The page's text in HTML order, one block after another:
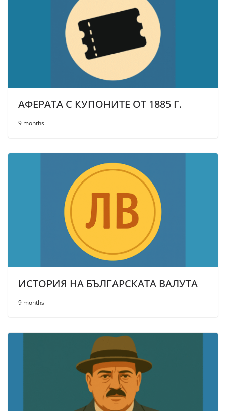
АФЕРАТА С КУПОНИТЕ ОТ 1885 Г.
9 months
ИСТОРИЯ НА БЪЛГАРСКАТА ВАЛУТА
9 months